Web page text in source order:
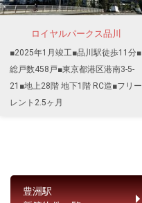
ロイヤルパークス品川
■2025年1月竣工■品川駅徒歩11分■
総戸数458戸■東京都港区港南3-5-
21■地上28階 地下1階 RC造■フリー
レント2.5ヶ月
豊洲駅